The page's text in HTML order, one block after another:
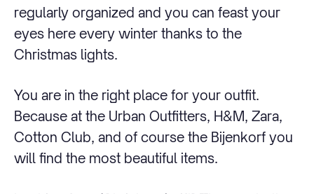
regularly organized and you can feast your
eyes here every winter thanks to the
Christmas lights.
You are in the right place for your outfit.
Because at the Urban Outfitters, H&M, Zara,
Cotton Club, and of course the Bijenkorf you
will find the most beautiful items.